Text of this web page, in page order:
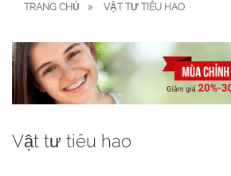
TRANG CHỦ VẬT TƯ TIÊU HAO
Vật tư tiêu hao